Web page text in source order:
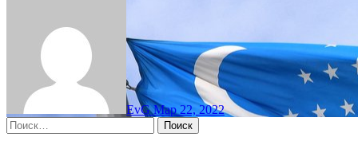
EvGМар 22, 2022
Найти: